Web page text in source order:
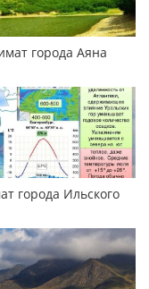
города Аяна
города Ильского